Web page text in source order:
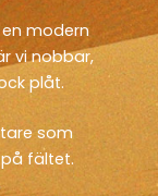
modern
vi nobbar,
plåt.
som
fältet.